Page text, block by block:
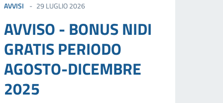
AVVISI 29 LUGLIO 2026
AVVISO - BONUS NIDI
GRATIS PERIODO
AGOSTO-DICEMBRE
2025